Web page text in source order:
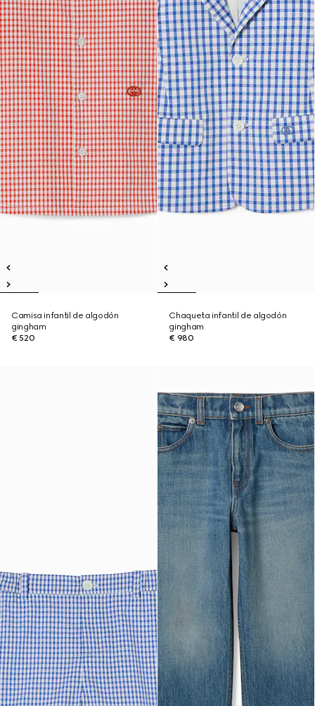
Camisa infantil de algodón
gingham
€ 520
Chaqueta infantil de algodón
gingham
€ 980